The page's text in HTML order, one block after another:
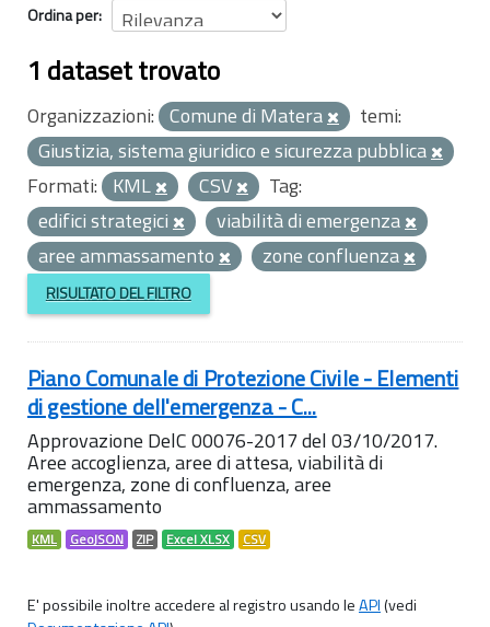
Ordina per
1 dataset trovato
Organizzazioni: Comune di Matera
temi:
Giustizia, sistema giuridico e sicurezza pubblica
Formati: KML CSV
Tag:
edifici strategici
viabilità di emergenza
aree ammassamento
zone confluenza
RISULTATO DEL FILTRO
Piano Comunale di Protezione Civile - Elementi
di gestione dell'emergenza - C...
Approvazione DelC 00076-2017 del 03/10/2017.
Aree accoglienza, aree di attesa, viabilità di
emergenza, zone di confluenza, aree
ammassamento
KML GeoJSON ZIP Excel XLSX CSV
E' possibile inoltre accedere al registro usando leAPI(vedi